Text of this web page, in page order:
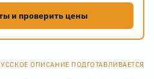
и проверить цены
ОПИСАНИЕ ПОДГОТАВЛИВАЕТСЯ